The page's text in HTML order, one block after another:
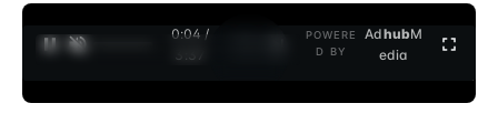
0:05 /
3:37
POWERE
D BY
AdhubM
edia